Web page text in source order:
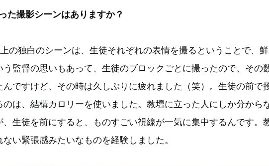
た撮影シーンはありますか？
の独白のシーンは、生徒それぞれの表情を撮るということで、鮮
う監督の思いもあって、生徒のブロックごとに撮ったので、その
んですけど、その時は久しぶりに疲れました（笑）。生徒の前で
は、結構カロリーを使いました。教壇に立った人にしか分から
、生徒を前にすると、ものすごい視線が一気に集中するんです。
い緊張感みたいなものを経験しました。